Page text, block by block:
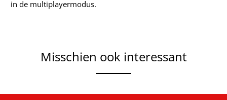
in de multiplayermodus.
Misschien ook interessant